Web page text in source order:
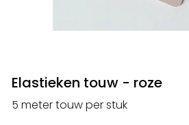
Elastieken touw - roze
5 meter touw per stuk